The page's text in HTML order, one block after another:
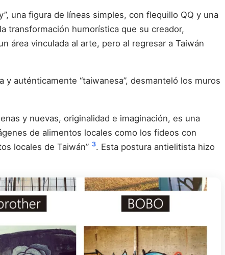
una figura de líneas simples, con flequillo QQ y una
transformación humorística que su creador,
área vinculada al arte, pero al regresar a Taiwán
auténticamente “taiwanesa”, desmanteló los muros
y nuevas, originalidad e imaginación, es una
de alimentos locales como los fideos con
locales de Taiwán” 3. Esta postura antielitista hizo